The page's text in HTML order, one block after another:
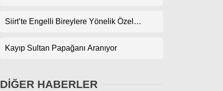
Magazin
Siirt’te Engelli Bireylere Yönelik Özel
Kayıp Sultan Papağanı Aranıyor
DİĞER HABERLER